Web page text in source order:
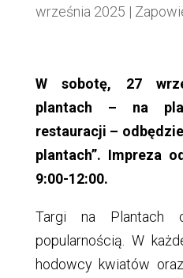
września 2025 |
W sobotę, 27
plantach – na
restauracji –
plantach”. Impreza
9:00-12:00.
Targi na Plantach
popularnością. W
hodowcy kwiatów